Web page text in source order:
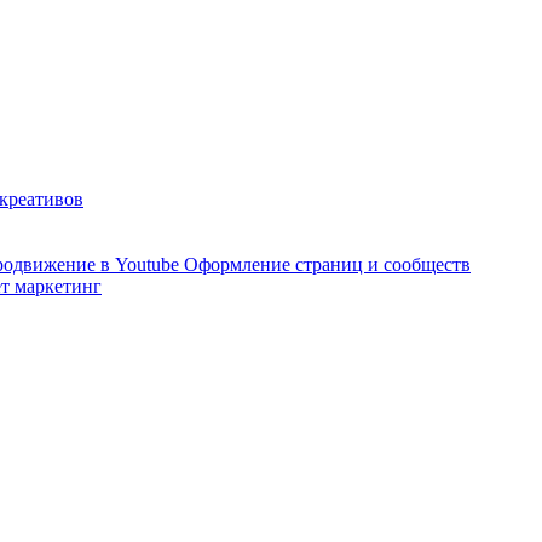
в Youtube Оформление страниц и сообществ
маркетинг